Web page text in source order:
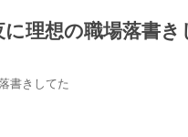
理想の職場落書き
書きしてた